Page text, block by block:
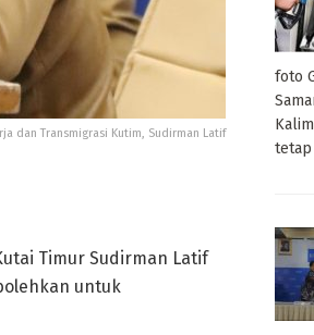
dan Transmigrasi Kutim, Sudirman Latif
Timur Sudirman Latif
untuk
foto
tetap